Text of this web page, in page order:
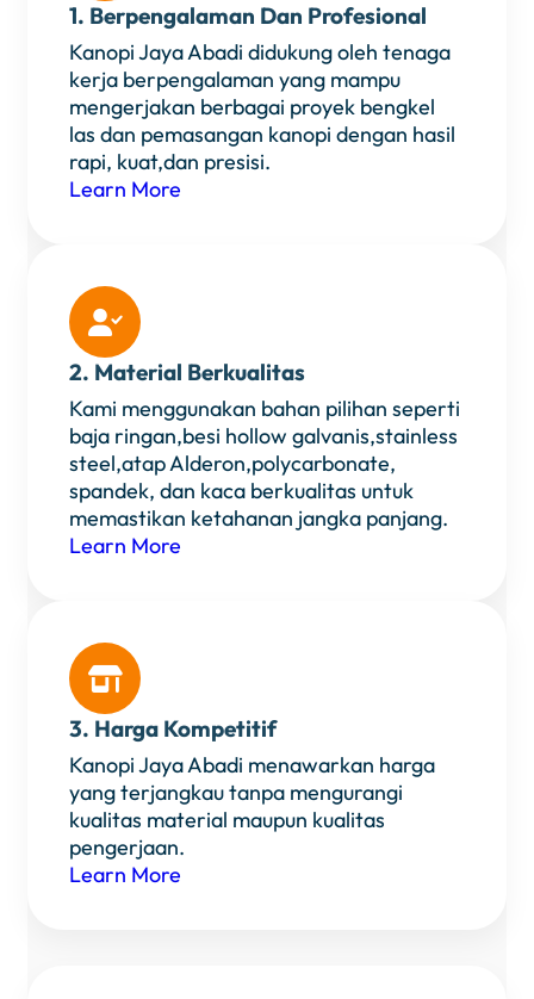
1. Berpengalaman Dan Profesional
Kanopi Jaya Abadi didukung oleh tenaga
kerja berpengalaman yang mampu
mengerjakan berbagai proyek bengkel
las dan pemasangan kanopi dengan hasil
rapi, kuat,dan presisi.
Learn More

2. Material Berkualitas
Kami menggunakan bahan pilihan seperti
baja ringan,besi hollow galvanis,stainless
steel,atap Alderon,polycarbonate,
spandek, dan kaca berkualitas untuk
memastikan ketahanan jangka panjang.
Learn More

3. Harga Kompetitif
Kanopi Jaya Abadi menawarkan harga
yang terjangkau tanpa mengurangi
kualitas material maupun kualitas
pengerjaan.
Learn More